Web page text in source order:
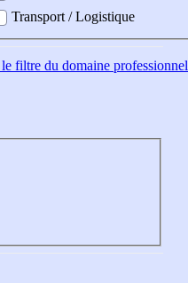
Transport / Logistique
filtre du domaine professionnel